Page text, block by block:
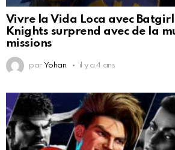
Vivre la Vida Loca avec
Knights surprend avec de la
missions
par Yohan il y a 4 ans